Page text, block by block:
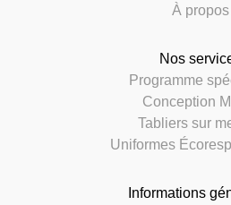
À propos
Nos
Programme
Conception
Tabliers sur
Uniformes
Informations